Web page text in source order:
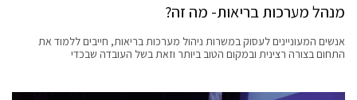
מנהל מערכות בריאות- מה זה?
אנשים המעוניינים לעסוק במשרות ניהול מערכות בריאות, חייבים ללמוד את
התחום בצורה רצינית ובמקום הטוב ביותר וזאת בשל העובדה שבכדי